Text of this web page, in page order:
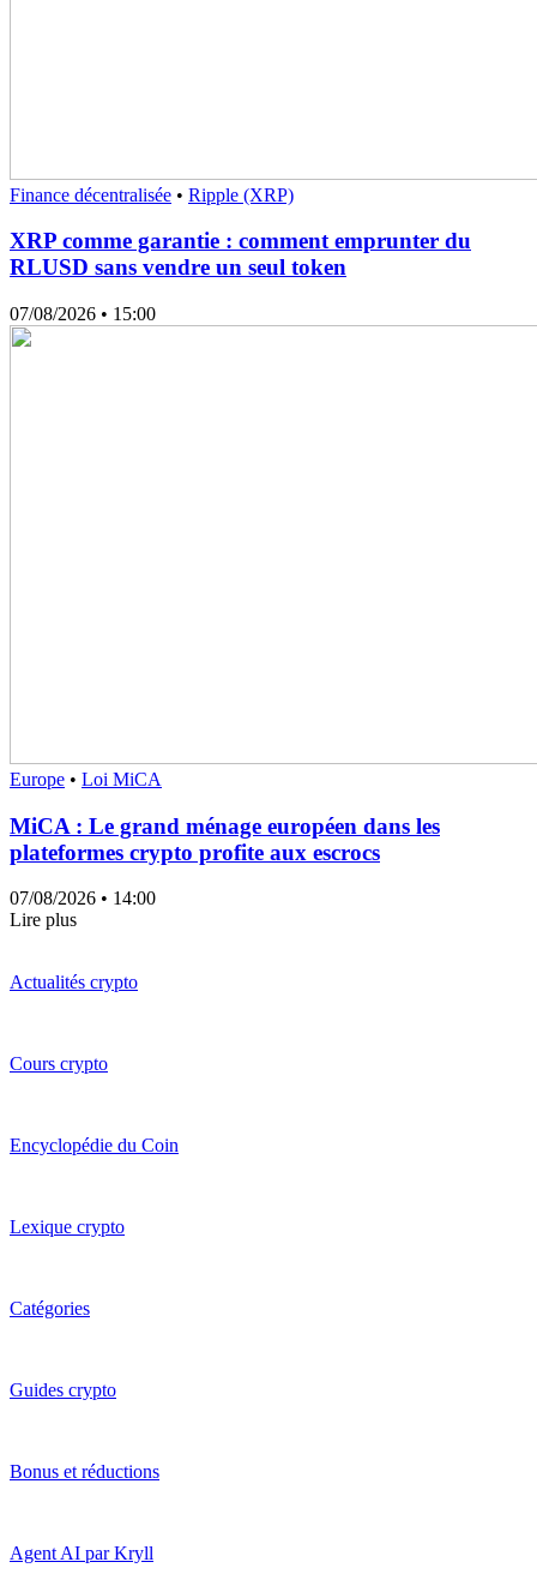
Finance décentralisée • Ripple (XRP)
XRP comme garantie : comment emprunter du
RLUSD sans vendre un seul token
07/08/2026 • 15:00
Europe • Loi MiCA
MiCA : Le grand ménage européen dans les
plateformes crypto profite aux escrocs
07/08/2026 • 14:00
Lire plus
Actualités crypto
Cours crypto
Encyclopédie du Coin
Lexique crypto
Catégories
Guides crypto
Bonus et réductions
Agent AI par Kryll